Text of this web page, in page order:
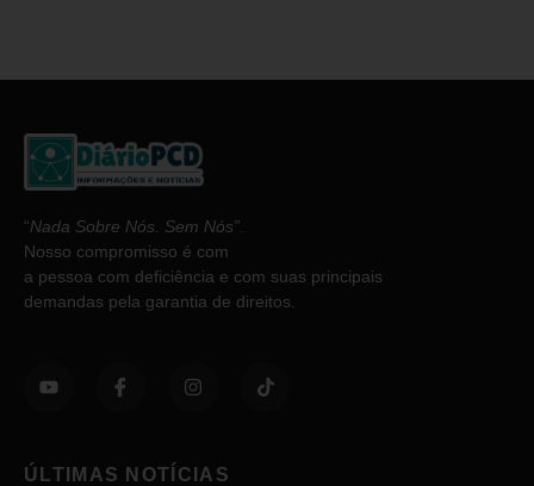
“Nada Sobre Nós. Sem Nós”
Nosso compromisso é com
a pessoa com deficiência e com suas principais
demandas pela garantia de direitos.
ÚLTIMAS NOTÍCIAS